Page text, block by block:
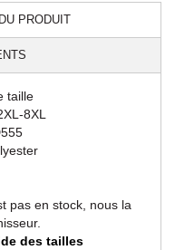
PRODUIT
taille
8XL
pas en stock, nous la
des tailles